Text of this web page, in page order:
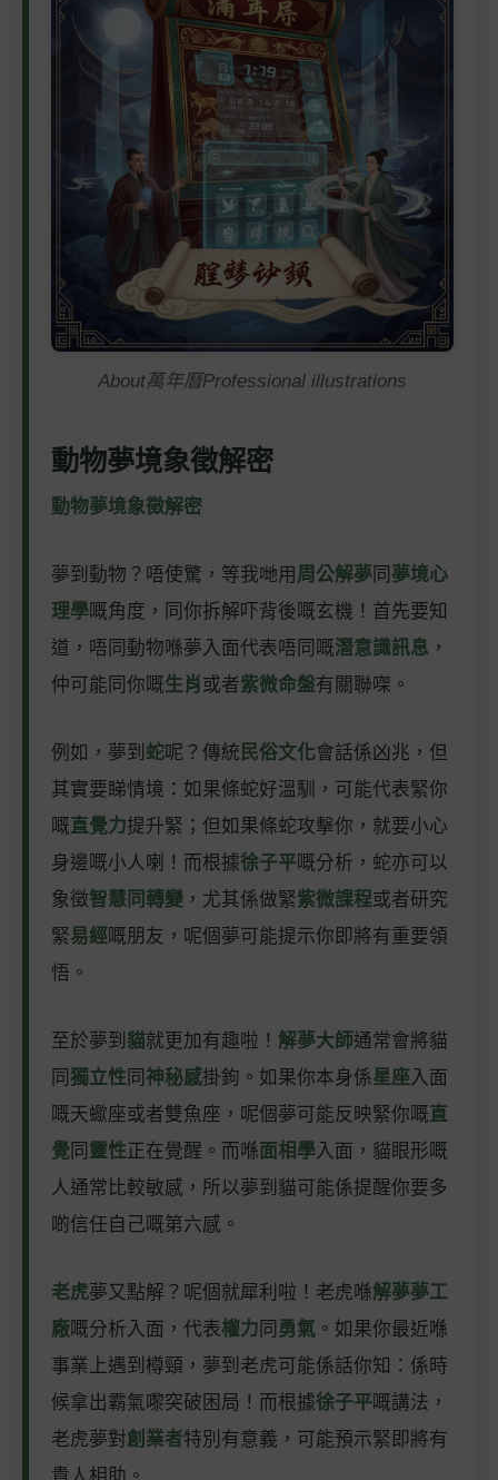
About萬年曆Professional illustrations
動物夢境象徵解密
動物夢境象徵解密
夢到動物？唔使驚，等我哋用 周公解夢 同 夢境心
理學嘅角度，同你拆解吓背後嘅玄機！首先要知
道，唔同動物喺夢入面代表唔同嘅潛意識訊息 ，
仲可能同你嘅生肖或者紫微命盤有關聯㗎。
例如，夢到 蛇呢？傳統 民俗文化會話係凶兆，但
其實要睇情境：如果條蛇好溫馴，可能代表緊你
嘅直覺力提升緊；但如果條蛇攻擊你，就要小心
身邊嘅小人喇！而根據徐子平嘅分析，蛇亦可以
象徵智慧同轉變 ，尤其係做緊紫微課程或者研究
緊易經嘅朋友，呢個夢可能提示你即將有重要領
悟。
至於夢到 貓就更加有趣啦！ 解夢大師通常會將貓
同 獨立性 同 神秘感掛鉤。如果你本身係星座入面
嘅天蠍座或者雙魚座，呢個夢可能反映緊你嘅直
覺 同 靈性正在覺醒。而喺面相學入面，貓眼形嘅
人通常比較敏感，所以夢到貓可能係提醒你要多
啲信任自己嘅第六感。
老虎夢又點解？呢個就犀利啦！老虎喺解夢夢工
廠嘅分析入面，代表權力 同 勇氣 。如果你最近喺
事業上遇到樽頸，夢到老虎可能係話你知：係時
候拿出霸氣嚟突破困局！而根據徐子平嘅講法，
老虎夢對創業者特別有意義，可能預示緊即將有